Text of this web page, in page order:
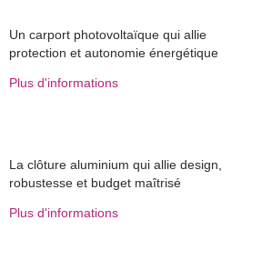
Un carport photovoltaïque qui allie
protection et autonomie énergétique
Plus d'informations
La clôture aluminium qui allie design,
robustesse et budget maîtrisé
Plus d'informations